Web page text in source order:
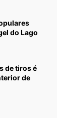
do Lago
de tiros é
de